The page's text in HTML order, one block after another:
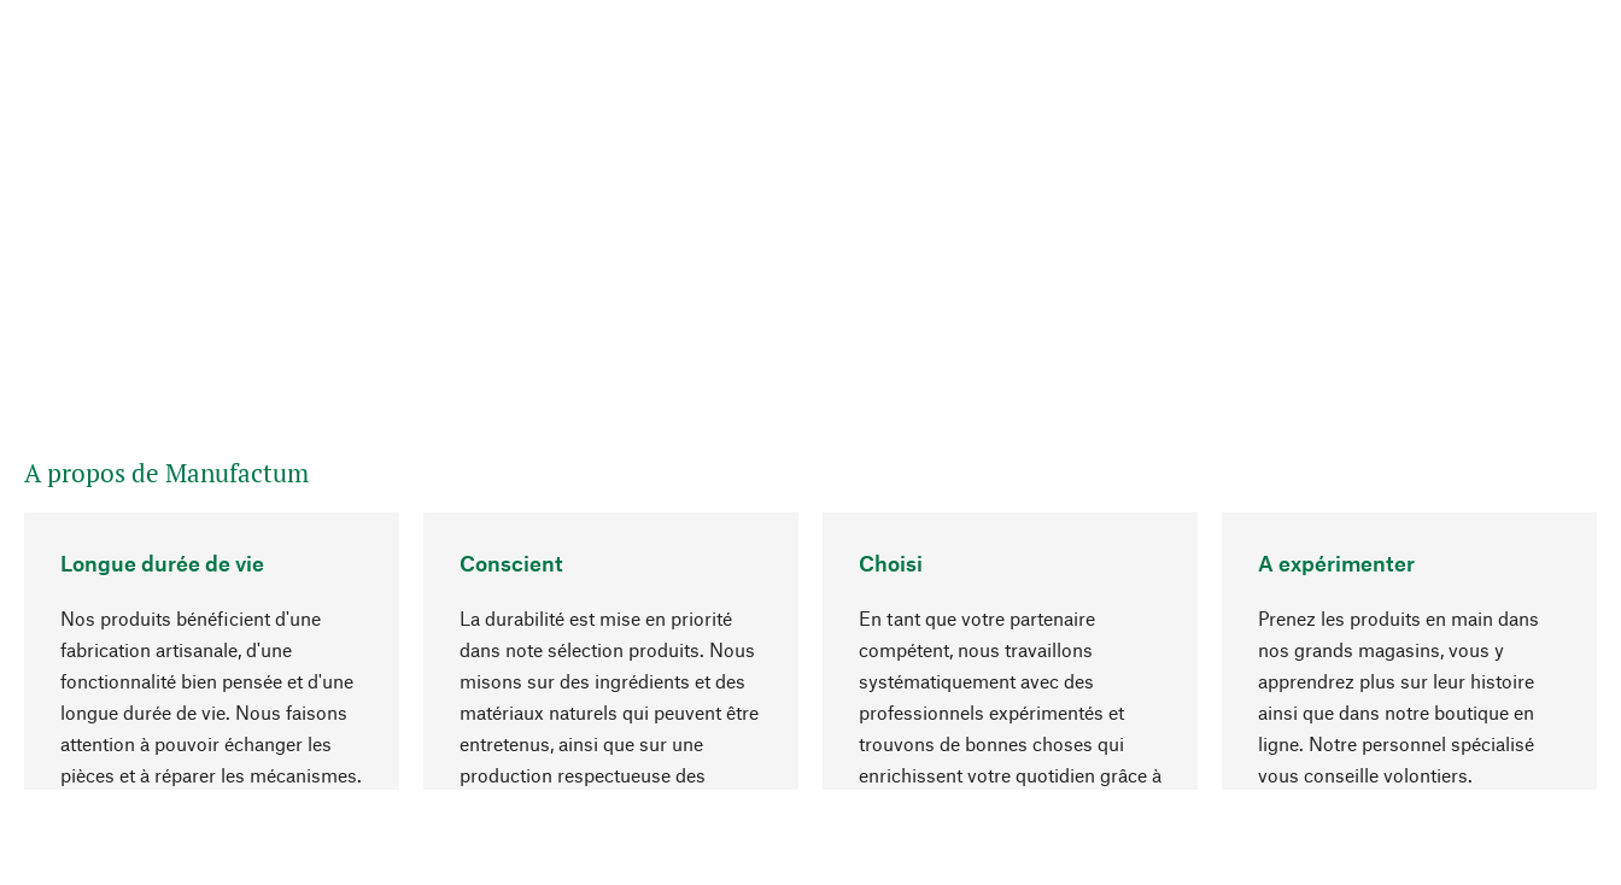
A propos de Manufactum
Longue durée de vie
Nos produits bénéficient d'une
fabrication artisanale, d'une
fonctionnalité bien pensée et d'une
longue durée de vie. Nous faisons
attention à pouvoir échanger les
pièces et à réparer les mécanismes.
Conscient
La durabilité est mise en priorité
dans note sélection produits. Nous
misons sur des ingrédients et des
matériaux naturels qui peuvent être
entretenus, ainsi que sur une
production respectueuse des
Choisi
En tant que votre partenaire
compétent, nous travaillons
systématiquement avec des
professionnels expérimentés et
trouvons de bonnes choses qui
enrichissent votre quotidien grâce à
A expérimenter
Prenez les produits en main dans
nos grands magasins, vous y
apprendrez plus sur leur histoire
ainsi que dans notre boutique en
ligne. Notre personnel spécialisé
vous conseille volontiers.